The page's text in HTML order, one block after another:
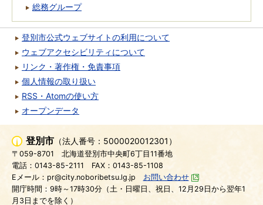
総務グループ
登別市公式ウェブサイトの利用について
ウェブアクセシビリティについて
リンク・著作権・免責事項
個人情報の取り扱い
RSS・Atomの使い方
オープンデータ
登別市 （法人番号：5000020012301）
〒059-8701
北海道登別市中央町6丁目11番地
電話：0143-85-2111
FAX：0143-85-1108
Eメール：pr@city.noboribetsu.lg.jp
お問い合わせ
開庁時間：9時～17時30分（土・日曜日、祝日、12月29日から翌年1
月3日までを除く）